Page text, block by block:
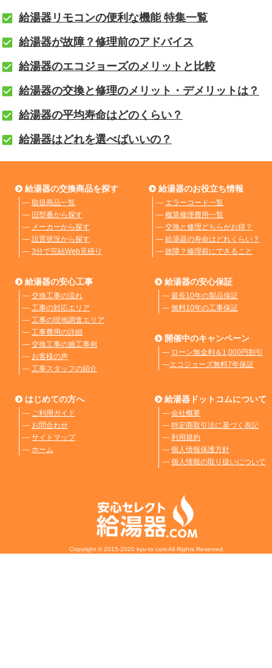
給湯器リモコンの便利な機能 特集一覧
給湯器が故障？修理前のアドバイス
給湯器のエコジョーズのメリットと比較
給湯器の交換と修理のメリット・デメリットは？
給湯器の平均寿命はどのくらい？
給湯器はどれを選べばいいの？
給湯器の交換商品を探す
― 取扱商品一覧
― 旧型番から探す
― メーカーから探す
― 設置状況から探す
― 3分で完結Web見積り
給湯器のお役立ち情報
― エラーコード一覧
― 概算修理費用一覧
― 交換と修理どちらがお得？
― 給湯器の寿命はどれくらい？
― 故障？修理前にできること
給湯器の安心工事
― 交換工事の流れ
― 工事の対応エリア
― 工事の現地調査エリア
― 工事費用の詳細
― 交換工事の施工事例
― お客様の声
― 工事スタッフの紹介
給湯器の安心保証
― 最長10年の製品保証
― 無料10年の工事保証
開催中のキャンペーン
― ローン無金利＆1,000円割引
―エコジョーズ無料7年保証
はじめての方へ
― ご利用ガイド
― お問合わせ
― サイトマップ
― ホーム
給湯器ドットコムについて
― 会社概要
― 特定商取引法に基づく表記
― 利用規約
― 個人情報保護方針
― 個人情報の取り扱いについて
Copyright © 2015-2020 kyu-to.com All Rights Reserved.